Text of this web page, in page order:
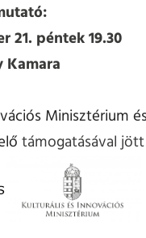
21. péntek 19.30
Kamara
Minisztérium
támogatásával